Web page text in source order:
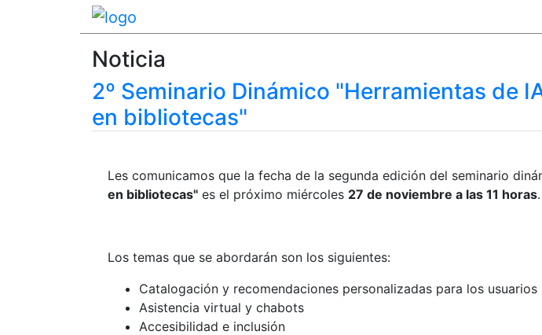
Noticia
2º Seminario Dinámico "Herramientas de
en bibliotecas"
Les comunicamos que la fecha de la segunda edición del seminario
en bibliotecas" es el próximo miércoles 27 de noviembre a las 11 horas.
Los temas que se abordarán son los siguientes:
Catalogación y recomendaciones personalizadas para los usuarios
Asistencia virtual y chabots
Accesibilidad e inclusión